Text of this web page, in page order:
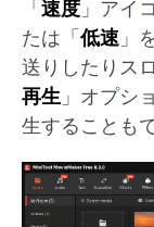
「 速度 」アイ
たは「 低速 」
送りしたりス
再生 」オプシ
生することも